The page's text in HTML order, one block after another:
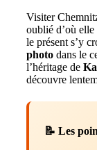
Visiter
oublié d’où
le présent s’y
photo dans le
l’héritage de
découvre
📝 Les